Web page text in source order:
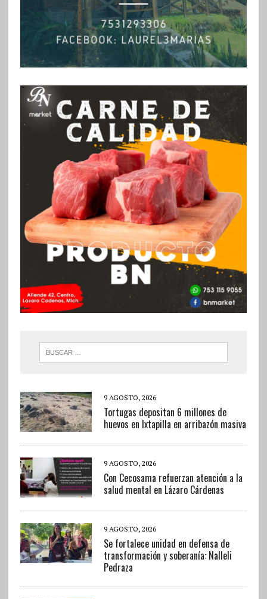
9 AGOSTO, 2026
Tortugas depositan 6 millones de
huevos en Ixtapilla en arribazón masiva
9 AGOSTO, 2026
Con Cecosama refuerzan atención a la
salud mental en Lázaro Cárdenas
9 AGOSTO, 2026
Se fortalece unidad en defensa de
transformación y soberanía: Nalleli
Pedraza